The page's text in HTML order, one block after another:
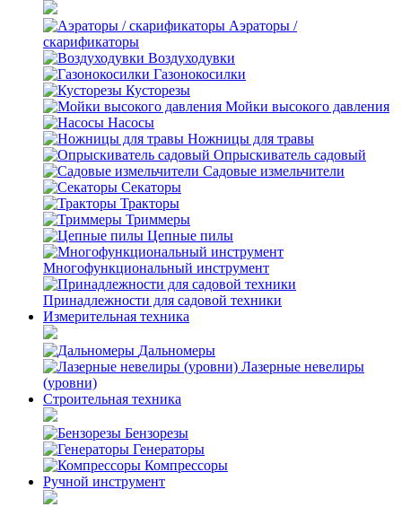
Аэраторы /
скарификаторы
Воздуходувки
Газонокосилки
Кусторезы
Мойки высокого давления
Насосы
Ножницы для травы
Опрыскиватель садовый
Садовые измельчители
Секаторы
Тракторы
Триммеры
Цепные пилы
Многофункциональный инструмент
Принадлежности для садовой техники
Измерительная техника
Дальномеры
Лазерные невелиры
(уровни)
Строительная техника
Бензорезы
Генераторы
Компрессоры
Ручной инструмент